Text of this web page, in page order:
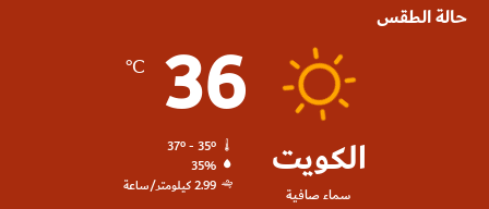
حالة الطقس
الكويت
سماء صافية
36
℃
37º - 35º
35%
2.99 كيلومتر/ساعة